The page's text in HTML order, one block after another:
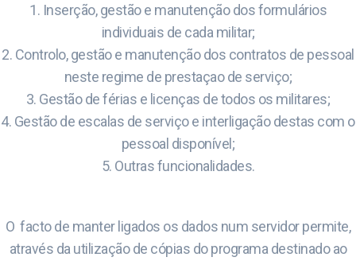
1. Inserção, gestão e manutenção dos formulários
individuais de cada militar;
2. Controlo, gestão e manutenção dos contratos de pessoal
neste regime de prestaçao de serviço;
3. Gestão de férias e licenças de todos os militares;
4. Gestão de escalas de serviço e interligação destas com o
pessoal disponível;
5. Outras funcionalidades.
O facto de manter ligados os dados num servidor permite,
através da utilização de cópias do programa destinado ao